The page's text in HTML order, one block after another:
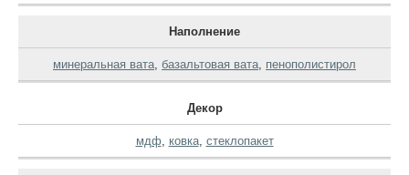
Наполнение
минеральная вата, базальтовая вата, пенополистирол
Декор
мдф, ковка, стеклопакет